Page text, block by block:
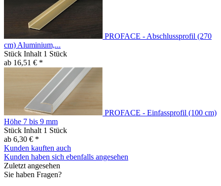
PROFACE - Abschlussprofil (270
cm) Aluminium,...
Stück Inhalt 1 Stück
ab 16,51 € *
PROFACE - Einfassprofil (100 cm)
Höhe 7 bis 9 mm
Stück Inhalt 1 Stück
ab 6,30 € *
Kunden kauften auch
Kunden haben sich ebenfalls angesehen
Zuletzt angesehen
Sie haben Fragen?